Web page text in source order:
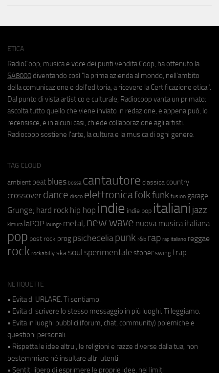
ETICA
RadioCoop, musica e voce dei punti vendita Coop, ha ottenuto la
SA8000 diventando così "la prima azienda al mondo, nell'ambito
della comunicazione e dell'editoria, a ricevere la Certificazione etica".
Dal punto di vista artistico e culturale, Radiocoop vanta un primato:
ascolta tutto quello che viene inviato in redazione, e appena può, lo
recensisce, e in alcuni casi, chiede collaborazione agli artisti.
Radiocoop sostiene l'arte, la cultura e la musica di ogni genere.
TAG CLOUD
ambient beat blues bossa cantautore classica country
crossover dance disco elettronicafolkfunk fusion garage
Grunge; hard rock hip hop indie indie pop italiani jazz
kimura laPOP lounge metal; new wave nuova musica italiana
pop post rock prog psichedeliapunk r&b rap rap italiano reggae
rock rockabilly ska soul sperimentale stoner swing trap
NETIQUETTE
• Evita di URLARE. Ti sentiamo.
• Evita di scrivere lo stesso messaggio in più luoghi. Ti leggiamo.
• Evita in luoghi pubblici (forum, chat, community) polemiche e
questioni personali.
• Rispetta le idee altrui, le religioni e razze diverse dalla tua, non
bestemmiare né insultare altri utenti.
• Sentiti libero di esprimere le proprie idee, nei limiti